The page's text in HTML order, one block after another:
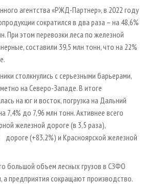
ПЛИТ
агентства «РЖД-Партнер», в 2022 году
сократился в два раза – на 48,6%
При этом перевозки леса по железной
составили 39,5 млн тонн, что на 22%
столкнулись с серьезными барьерами,
на Северо-Западе. В итоге
на юг и восток, погрузка на Дальний
7,4% до 7,96 млн тонн. Активнее всего
железной дороге (в 3,5 раза),
(+83,2%) и Красноярской железной
большой объем лесных грузов в СЗФО
а предприятия сокращают производство.